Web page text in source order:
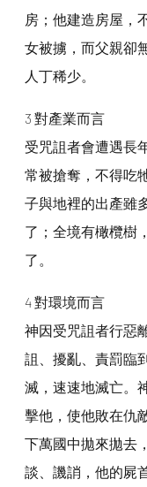
房；他建造房屋，
女被擄，而父親卻
人丁稀少。
3 對產業而言
受咒詛者會遭遇長
常被搶奪，不得吃
子與地裡的出產雖
了；全境有橄欖樹
了。
4 對環境而言
神因受咒詛者行惡
詛、擾亂、責罰臨
滅，速速地滅亡。
擊他，使他敗在仇
下萬國中拋來拋去
談、譏誚，他的屍